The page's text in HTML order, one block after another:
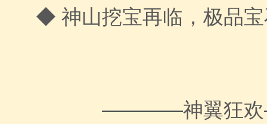
◆ 神山挖宝再临，极品
————神翼狂